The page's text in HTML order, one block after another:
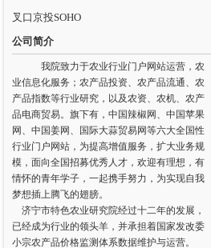
叉口京投SOHO
公司简介
我院致力于农业行业门户网站运营，农
业信息化服务；农产品投资、农产品流通、农
产品指数等行业研究，以及农资、农机、农产
品电商贸易。旗下有，中国辣椒网、中国苹果
网、中国姜网、国际大蒜贸易网等六大全国性
行业门户网站，为提高增值服务，扩大业务规
模，面向全国招募优秀人才，欢迎有理想，有
情怀的青年学子，一起携手努力，为实现自我
梦想插上腾飞的翅膀。
济宁市特色农业研究院经过十二年的发展，
已经成为行业的领头羊，并承担着国家发改委
小宗农产品价格监测体系数据维护与运营。